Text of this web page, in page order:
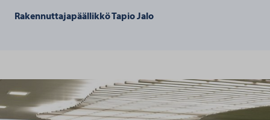
Rakennuttajapäällikkö Tapio Jalo